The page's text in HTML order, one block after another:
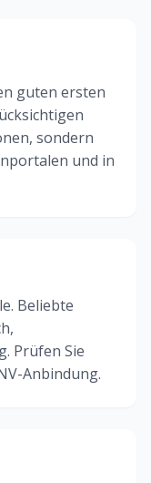
guten ersten
sondern
und in
Beliebte
Prüfen Sie
Anbindung.